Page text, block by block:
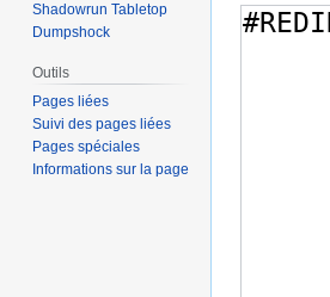
Shadowrun Tabletop
Dumpshock
Outils
Pages liées
Suivi des pages liées
Pages spéciales
Informations sur la page